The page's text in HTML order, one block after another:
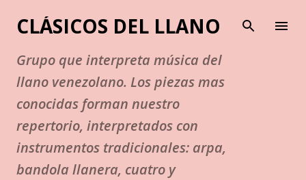
Ir al contenido principal
CLÁSICOS DEL LLANO
Grupo que interpreta música del
llano venezolano. Los piezas mas
conocidas forman nuestro
repertorio, interpretados con
instrumentos tradicionales: arpa,
bandola llanera, cuatro y